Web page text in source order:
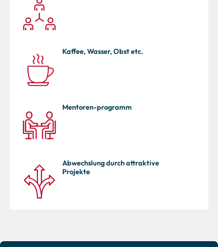
Kaffee, Wasser, Obst etc.
Mentoren-programm
Abwechslung durch attraktive
Projekte